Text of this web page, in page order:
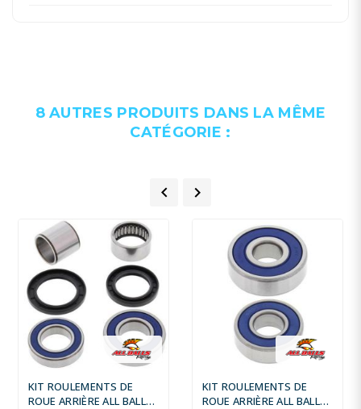
8 AUTRES PRODUITS DANS LA MÊME
CATÉGORIE :
 
KIT ROULEMENTS DE
ROUE ARRIÈRE ALL BALLS
KIT ROULEMENTS DE
ROUE ARRIÈRE ALL BALLS